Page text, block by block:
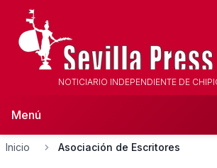
NOTICIARIO INDEPENDIENTE DE
Menú
Inicio Asociación de Escritores